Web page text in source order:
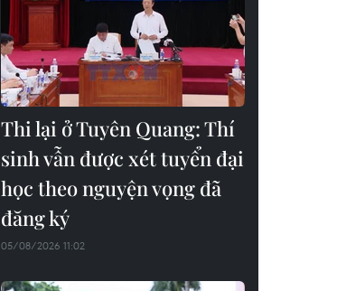
Thi lại ở Tuyên Quang: Thí
sinh vẫn được xét tuyển đại
học theo nguyện vọng đã
đăng ký
05/08/2026 11:02